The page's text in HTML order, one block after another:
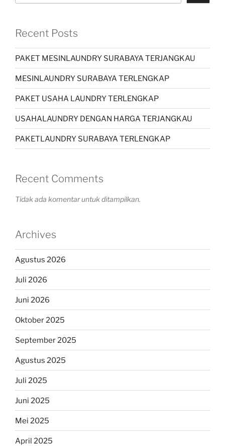
Recent Posts
PAKET MESINLAUNDRY SURABAYA TERJANGKAU
MESINLAUNDRY SURABAYA TERLENGKAP
PAKET USAHA LAUNDRY TERLENGKAP
USAHALAUNDRY DENGAN HARGA TERJANGKAU
PAKETLAUNDRY SURABAYA TERLENGKAP
Recent Comments
Tidak ada komentar untuk ditampilkan.
Archives
Agustus 2026
Juli 2026
Juni 2026
Oktober 2025
September 2025
Agustus 2025
Juli 2025
Juni 2025
Mei 2025
April 2025